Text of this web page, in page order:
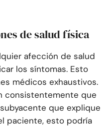
de salud física
afección de salud
los síntomas. Esto
médicos exhaustivos.
consistentemente que
que explique
paciente, esto podría